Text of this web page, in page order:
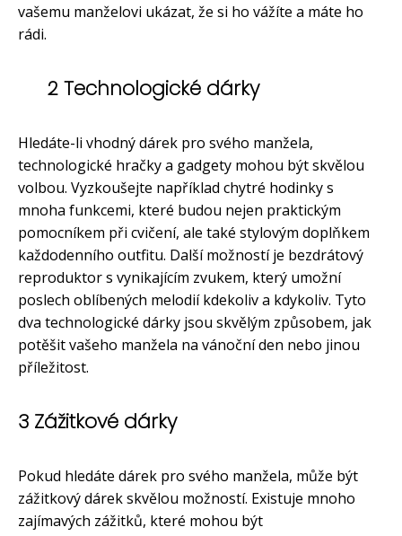
vašemu manželovi ukázat, že si ho vážíte a máte ho
rádi.
2 Technologické dárky
Hledáte-li vhodný dárek pro svého manžela,
technologické hračky a gadgety mohou být skvělou
volbou. Vyzkoušejte například chytré hodinky s
mnoha funkcemi, které budou nejen praktickým
pomocníkem při cvičení, ale také stylovým doplňkem
každodenního outfitu. Další možností je bezdrátový
reproduktor s vynikajícím zvukem, který umožní
poslech oblíbených melodií kdekoliv a kdykoliv. Tyto
dva technologické dárky jsou skvělým způsobem, jak
potěšit vašeho manžela na vánoční den nebo jinou
příležitost.
3 Zážitkové dárky
Pokud hledáte dárek pro svého manžela, může být
zážitkový dárek skvělou možností. Existuje mnoho
zajímavých zážitků, které mohou být